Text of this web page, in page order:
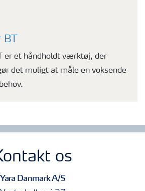
BT
er et håndholdt værktøj, der
det muligt at måle en voksende
os
Yara Danmark A/S